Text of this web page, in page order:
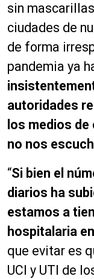
sin
ciudades de
de forma
pandemia ya
autoridades
los medios
no nos
“Si bien el
diarios ha
estamos a
hospitalaria
que evitar es
UCI y UTI de